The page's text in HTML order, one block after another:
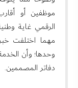
موظفين أو
الرقمي غاية
مهما اختلفت
وحدها؛ وأن
دفاتر المصممين.